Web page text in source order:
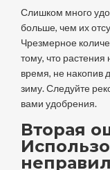
Слишком много
больше, чем их
Чрезмерное
тому, что
время, не накопив
зиму. Следуйте
вами удобрения.
Вторая